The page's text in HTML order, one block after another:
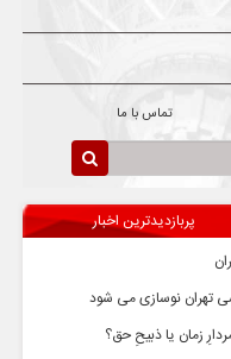
تماس با ما
پربازدیدترین اخبار
تهران نوسازی می شود
زمان یا ذبیحِ حق؟